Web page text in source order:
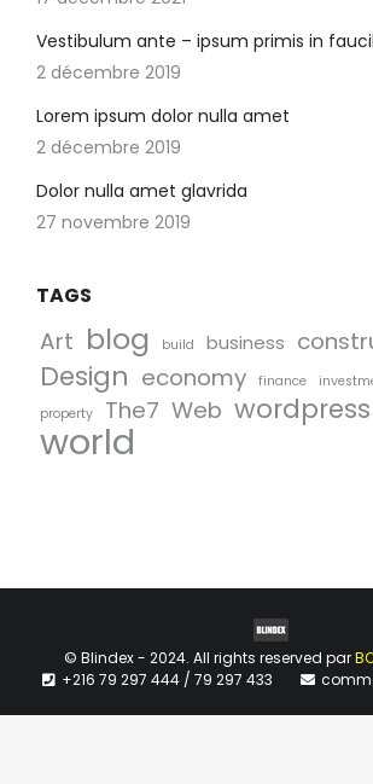
Vestibulum ante – ipsum primis in
2 décembre 2019
Lorem ipsum dolor nulla amet
2 décembre 2019
Dolor nulla amet glavrida
27 novembre 2019
TAGS
Art blog build business
Design economy finance
property The7 Web wordpress
world
© Blindex - 2024. All rights reserved par
+216 79 297 444 / 79 297 433